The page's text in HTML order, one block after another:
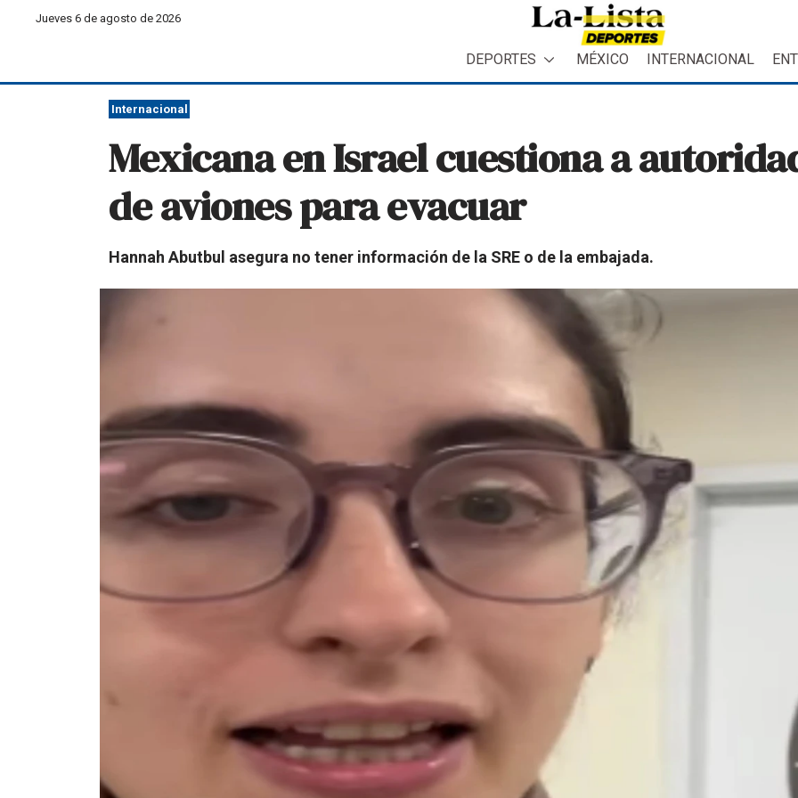
Jueves 6 de agosto de 2026
DEPORTES MÉXICO INTERNACIONAL
Internacional
Mexicana en Israel cuestiona a
de aviones para evacuar
Hannah Abutbul asegura no tener información de la SRE o de la embajada.